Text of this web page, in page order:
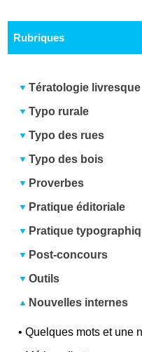
Rubriques
Tératologie livresque
Typo rurale
Typo des rues
Typo des bois
Proverbes
Pratique éditoriale
Pratique
Post-concours
Outils
Nouvelles internes
•Quelques mots et une